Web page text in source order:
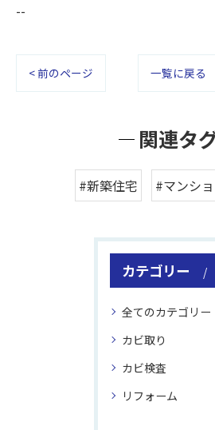
--
< 前のページ 一覧に戻る
関連タ
#新築住宅 #マンシ
カテゴリー
全てのカテゴリー
カビ取り
カビ検査
リフォーム